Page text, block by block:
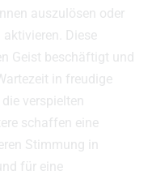
auszulösen oder
Diese
Geist beschäftigt und
in freudige
verspielten
schaffen eine
Stimmung in
für eine